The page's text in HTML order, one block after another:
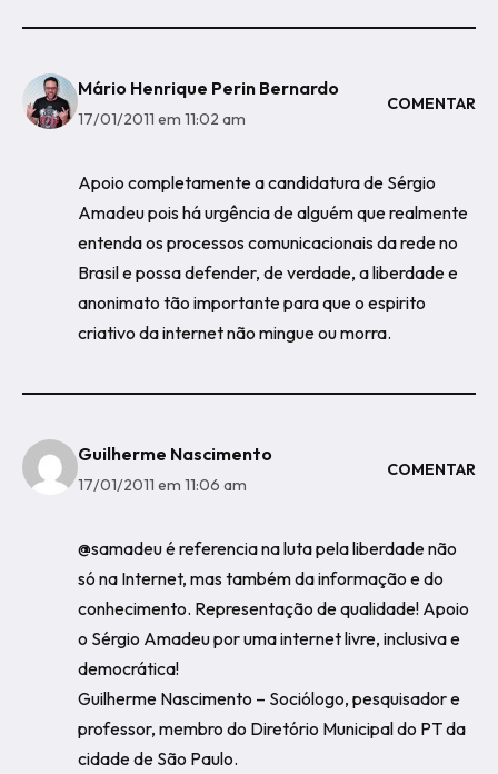
Mário Henrique Perin Bernardo
17/01/2011 em 11:02 am
COMENTAR
Apoio completamente a candidatura de Sérgio
Amadeu pois há urgência de alguém que realmente
entenda os processos comunicacionais da rede no
Brasil e possa defender, de verdade, a liberdade e
anonimato tão importante para que o espirito
criativo da internet não mingue ou morra.
Guilherme Nascimento
17/01/2011 em 11:06 am
COMENTAR
@samadeu é referencia na luta pela liberdade não
só na Internet, mas também da informação e do
conhecimento. Representação de qualidade! Apoio
o Sérgio Amadeu por uma internet livre, inclusiva e
democrática!
Guilherme Nascimento – Sociólogo, pesquisador e
professor, membro do Diretório Municipal do PT da
cidade de São Paulo.